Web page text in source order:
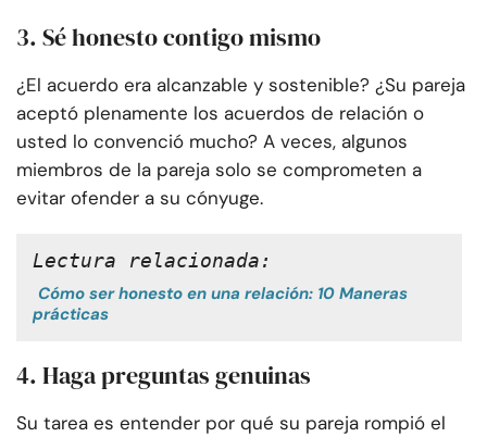
3. Sé honesto contigo mismo
¿El acuerdo era alcanzable y sostenible? ¿Su pareja
aceptó plenamente los acuerdos de relación o
usted lo convenció mucho? A veces, algunos
miembros de la pareja solo se comprometen a
evitar ofender a su cónyuge.
Lectura relacionada:
Cómo ser honesto en una relación: 10 Maneras
prácticas
4. Haga preguntas genuinas
Su tarea es entender por qué su pareja rompió el